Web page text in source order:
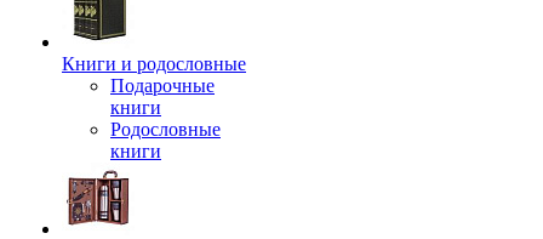
Книги и родословные
Подарочные
книги
Родословные
книги